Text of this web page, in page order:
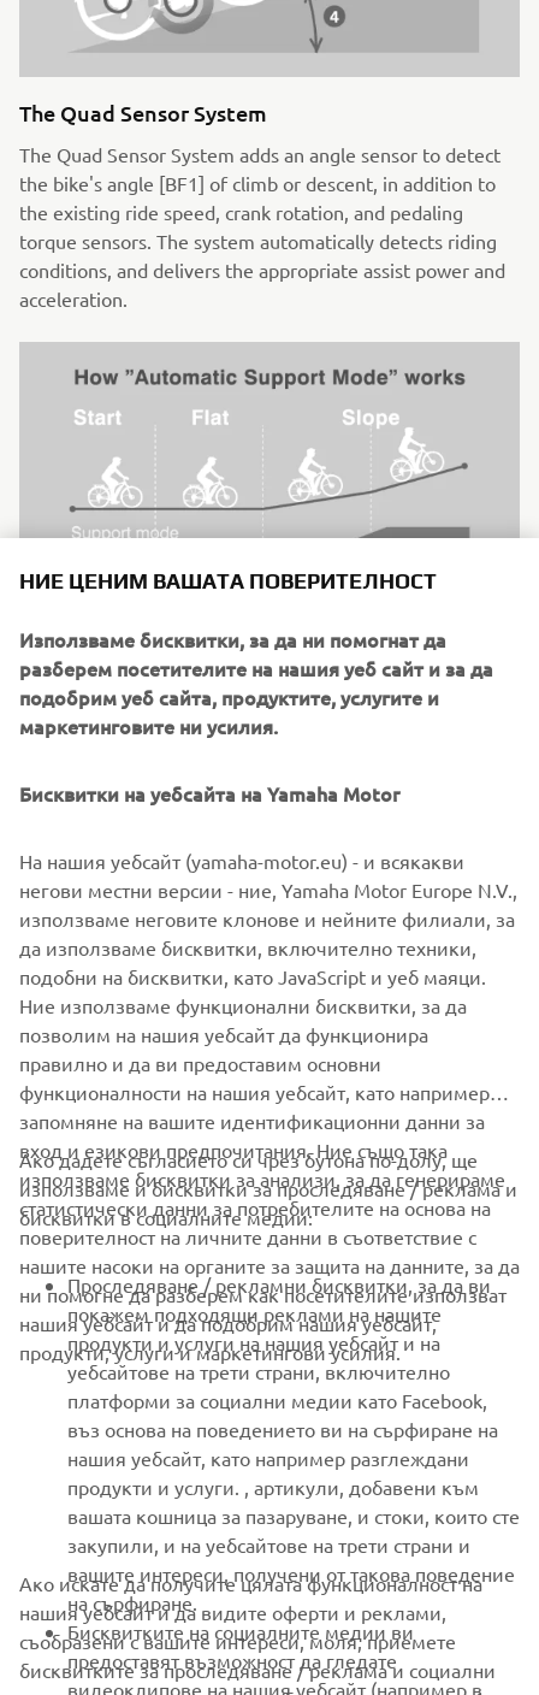
The Quad Sensor System
The Quad Sensor System adds an angle sensor to detect
the bike's angle [BF1] of climb or descent, in addition to
the existing ride speed, crank rotation, and pedaling
torque sensors. The system automatically detects riding
conditions, and delivers the appropriate assist power and
acceleration.
Automatic Support Mode
The expression of Yamaha’s tuning know-how in each
conditions, and algorithms automatically select the
tuned, user-friendly ride. The algorithms are created
individually for each of the drive units on the line-up,
creating the experience expected for each riding situation.
If you wish to shift between assist modes manually, you
can turn the Automatic Support Mode off. Feature
available in all drive unit models.
CORPORATE
FOR BUSINESS
MORE YAMAHA
SUPPORT
НОВИНАРСКИ БЮЛЕТИН
Бъдете първите, които ще научат за най-новите оферти,
специални събития, нови модели и много други
АБОНИРАНЕ
НИЕ ЦЕНИМ ВАШАТА ПОВЕРИТЕЛНОСТ
Използваме бисквитки, за да ни помогнат да
разберем посетителите на нашия уеб сайт и за да
подобрим уеб сайта, продуктите, услугите и
маркетинговите ни усилия.
Бисквитки на уебсайта на Yamaha Motor
На нашия уебсайт (yamaha-motor.eu) - и всякакви
негови местни версии - ние, Yamaha Motor Europe N.V.,
използваме неговите клонове и нейните филиали, за
да използваме бисквитки, включително техники,
подобни на бисквитки, като JavaScript и уеб маяци.
Ние използваме функционални бисквитки, за да
позволим на нашия уебсайт да функционира
правилно и да ви предоставим основни
функционалности на нашия уебсайт, като например
запомняне на вашите идентификационни данни за
вход и езикови предпочитания. Ние също така
използваме бисквитки за анализи, за да генерираме
статистически данни за потребителите на основа на
поверителност на личните данни в съответствие с
нашите насоки на органите за защита на данните, за да
ни помогне да разберем как посетителите използват
нашия уебсайт и да подобрим нашия уебсайт,
продукти, услуги и маркетингови усилия.
Ако дадете съгласието си чрез бутона по-долу, ще
използваме и бисквитки за проследяване / реклама и
бисквитки в социалните медии:
Проследяване / рекламни бисквитки, за да ви
покажем подходящи реклами на нашите
продукти и услуги на нашия уебсайт и на
уебсайтове на трети страни, включително
платформи за социални медии като Facebook,
въз основа на поведението ви на сърфиране на
нашия уебсайт, като например разглеждани
продукти и услуги. , артикули, добавени към
вашата кошница за пазаруване, и стоки, които сте
закупили, и на уебсайтове на трети страни и
вашите интереси, получени от такова поведение
на сърфиране.
Бисквитките на социалните медии ви
предоставят възможност да гледате
видеоклипове на нашия уебсайт (например в
Ако искате да получите цялата функционалност на
нашия уебсайт и да видите оферти и реклами,
съобразени с вашите интереси, моля, приемете
бисквитките за проследяване / реклама и социални